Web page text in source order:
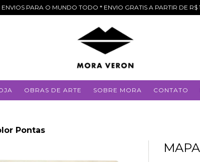
ENVIOS PARA O MUNDO TODO * ENVIO GRATIS A PARTIR DE R$
OBRAS DE ARTE SOBRE MORA CONTATO
Pontas